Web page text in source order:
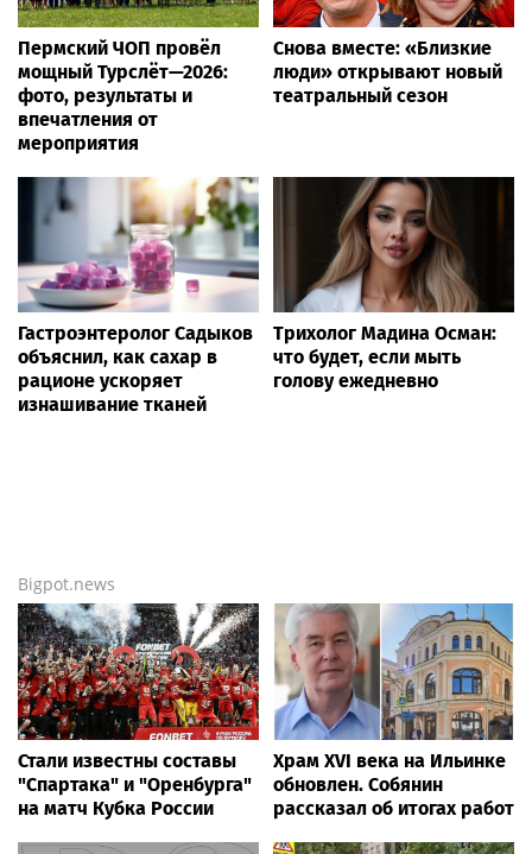
Пермский ЧОП провёл
мощный Турслёт—2026:
фото, результаты и
впечатления от
мероприятия
Снова вместе: «Близкие
люди» открывают новый
театральный сезон
Гастроэнтеролог Садыков
объяснил, как сахар в
рационе ускоряет
изнашивание тканей
Трихолог Мадина Осман:
что будет, если мыть
голову ежедневно
Bigpot.news
Стали известны составы
"Спартака" и "Оренбурга"
на матч Кубка России
Храм XVI века на Ильинке
обновлен. Собянин
рассказал об итогах работ